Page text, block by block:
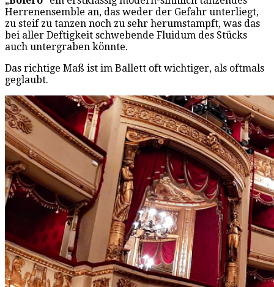
Herrenensemble an, das weder der Gefahr unterliegt,
zu steif zu tanzen noch zu sehr herumstampft, was das
bei aller Deftigkeit schwebende Fluidum des Stücks
auch untergraben könnte.
Das richtige Maß ist im Ballett oft wichtiger, als oftmals
geglaubt.